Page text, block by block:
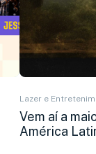
Lazer e
Vem aí a
América